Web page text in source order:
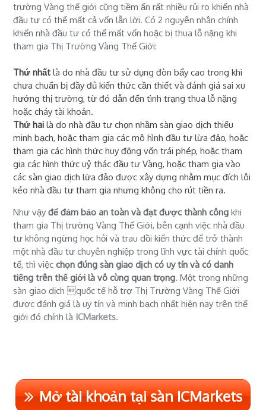
trường Vàng thế giới cũng tiềm ẩn rất nhiều rủi ro khiến nhà
đầu tư có thể mất cả vốn lẫn lời. Có 2 nguyên nhân chính
khiến nhà đầu tư có thể mất vốn hoặc bị thua lỗ nặng khi
tham gia Thị Trường Vàng Thế Giới:
Thứ nhất là do nhà đầu tư sử dụng đòn bẩy cao trong khi
chưa chuẩn bị đầy đủ kiến thức cần thiết và đánh giá sai xu
hướng thị trường, từ đó dẫn đến tình trạng thua lỗ nặng
hoặc cháy tài khoản.
Thứ hai là do nhà đầu tư chọn nhầm sàn giao dịch thiếu
minh bạch, hoặc tham gia các mô hình đầu tư lừa đảo, hoặc
tham gia các hình thức huy động vốn trái phép, hoặc tham
gia các hình thức uỷ thác đầu tư Vàng, hoặc tham gia vào
các sàn giao dịch lừa đảo được xây dựng nhằm mục đích lôi
kéo nhà đầu tư tham gia nhưng không cho rút tiền ra.
Như vậyđể đảm bảo an toàn và đạt được thành công khi
tham gia Thị trường Vàng Thế Giới, bên cạnh việc nhà đầu
tư không ngừng học hỏi và trau dồi kiến thức để trở thành
một nhà đầu tư chuyên nghiệp trong lĩnh vực tài chính quốc
tế, thì việcchọn đúng sàn giao dịch có uy tín và có danh
tiếng trên thế giới là vô cùng quan trọng. Một trong những
sàn giao dịch quốc tế hỗ trợ Thị Trường Vàng Thế Giới
được đánh giá là uy tín và minh bạch nhất hiện nay trên thế
giới đó chính là ICMarkets.
Mở tài khoản tại sàn ICMarkets